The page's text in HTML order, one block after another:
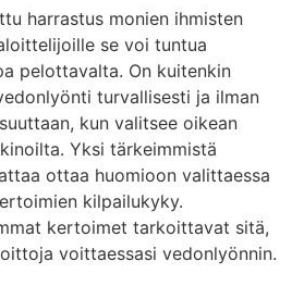
harrastus monien ihmisten
se voi tuntua
pelottavalta. On kuitenkin
turvallisesti ja ilman
kun valitsee oikean
Yksi tärkeimmistä
ottaa huomioon valittaessa
kilpailukyky.
kertoimet tarkoittavat sitä,
voittaessasi vedonlyönnin.